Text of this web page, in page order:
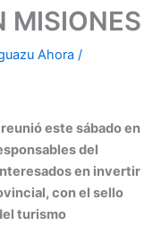
MISIONES
Ahora /
este sábado en
del
en invertir
con el sello
turismo